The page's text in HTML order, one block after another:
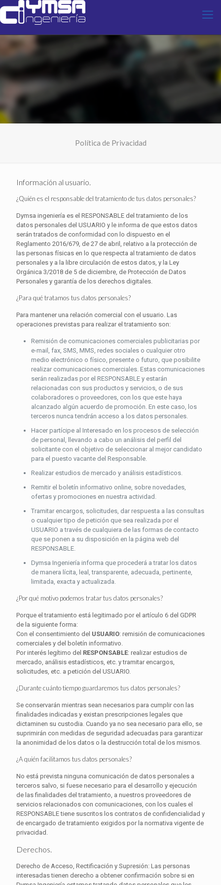
Política de Privacidad
Información al usuario.
¿Quién es el responsable del tratamiento de tus datos personales?
Dymsa ingeniería es el RESPONSABLE del tratamiento de los
datos personales del USUARIO y le informa de que estos datos
serán tratados de conformidad con lo dispuesto en el
Reglamento 2016/679, de 27 de abril, relativo a la protección de
las personas físicas en lo que respecta al tratamiento de datos
personales y a la libre circulación de estos datos, y la Ley
Orgánica 3/2018 de 5 de diciembre, de Protección de Datos
Personales y garantía de los derechos digitales.
¿Para qué tratamos tus datos personales?
Para mantener una relación comercial con el usuario. Las
operaciones previstas para realizar el tratamiento son:
Remisión de comunicaciones comerciales publicitarias por
e-mail, fax, SMS, MMS, redes sociales o cualquier otro
medio electrónico o físico, presente o futuro, que posibilite
realizar comunicaciones comerciales. Estas comunicaciones
serán realizadas por el RESPONSABLE y estarán
relacionadas con sus productos y servicios, o de sus
colaboradores o proveedores, con los que este haya
alcanzado algún acuerdo de promoción. En este caso, los
terceros nunca tendrán acceso a los datos personales.
Hacer partícipe al Interesado en los procesos de selección
de personal, llevando a cabo un análisis del perfil del
solicitante con el objetivo de seleccionar al mejor candidato
para el puesto vacante del Responsable.
Realizar estudios de mercado y análisis estadísticos.
Remitir el boletín informativo online, sobre novedades,
ofertas y promociones en nuestra actividad.
Tramitar encargos, solicitudes, dar respuesta a las consultas
o cualquier tipo de petición que sea realizada por el
USUARIO a través de cualquiera de las formas de contacto
que se ponen a su disposición en la página web del
RESPONSABLE.
Dymsa Ingeniería informa que procederá a tratar los datos
de manera lícita, leal, transparente, adecuada, pertinente,
limitada, exacta y actualizada.
¿Por qué motivo podemos tratar tus datos personales?
Porque el tratamiento está legitimado por el artículo 6 del GDPR
de la siguiente forma:
Con el consentimiento del USUARIO: remisión de comunicaciones
comerciales y del boletín informativo.
Por interés legítimo del RESPONSABLE: realizar estudios de
mercado, análisis estadísticos, etc. y tramitar encargos,
solicitudes, etc. a petición del USUARIO.
¿Durante cuánto tiempo guardaremos tus datos personales?
Se conservarán mientras sean necesarios para cumplir con las
finalidades indicadas y existan prescripciones legales que
dictaminen su custodia. Cuando ya no sea necesario para ello, se
suprimirán con medidas de seguridad adecuadas para garantizar
la anonimidad de los datos o la destrucción total de los mismos.
¿A quién facilitamos tus datos personales?
No está prevista ninguna comunicación de datos personales a
terceros salvo, si fuese necesario para el desarrollo y ejecución
de las finalidades del tratamiento, a nuestros proveedores de
servicios relacionados con comunicaciones, con los cuales el
RESPONSABLE tiene suscritos los contratos de confidencialidad y
de encargado de tratamiento exigidos por la normativa vigente de
privacidad.
Derechos.
Derecho de Acceso, Rectificación y Supresión: Las personas
interesadas tienen derecho a obtener confirmación sobre si en